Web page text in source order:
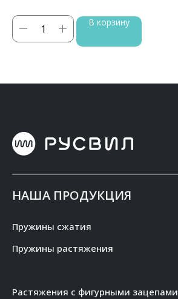
В корзину
НАША ПРОДУКЦИЯ
Пружины сжатия
Пружины растяжения
Растяжения с фигурными зацепами